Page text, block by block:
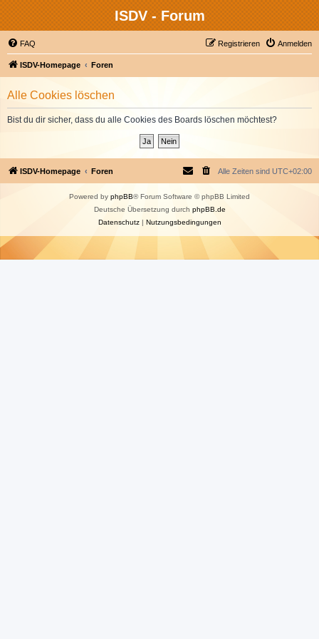
ISDV - Forum
FAQ Anmelden
Registrieren
ISDV-Homepage Foren
Alle Cookies löschen
Bist du dir sicher, dass du alle Cookies des Boards löschen möchtest?
ISDV-Homepage Foren Alle Zeiten sind UTC+02:00
Powered by phpBB® Forum Software © phpBB Limited
Deutsche Übersetzung durch phpBB.de
Datenschutz| Nutzungsbedingungen